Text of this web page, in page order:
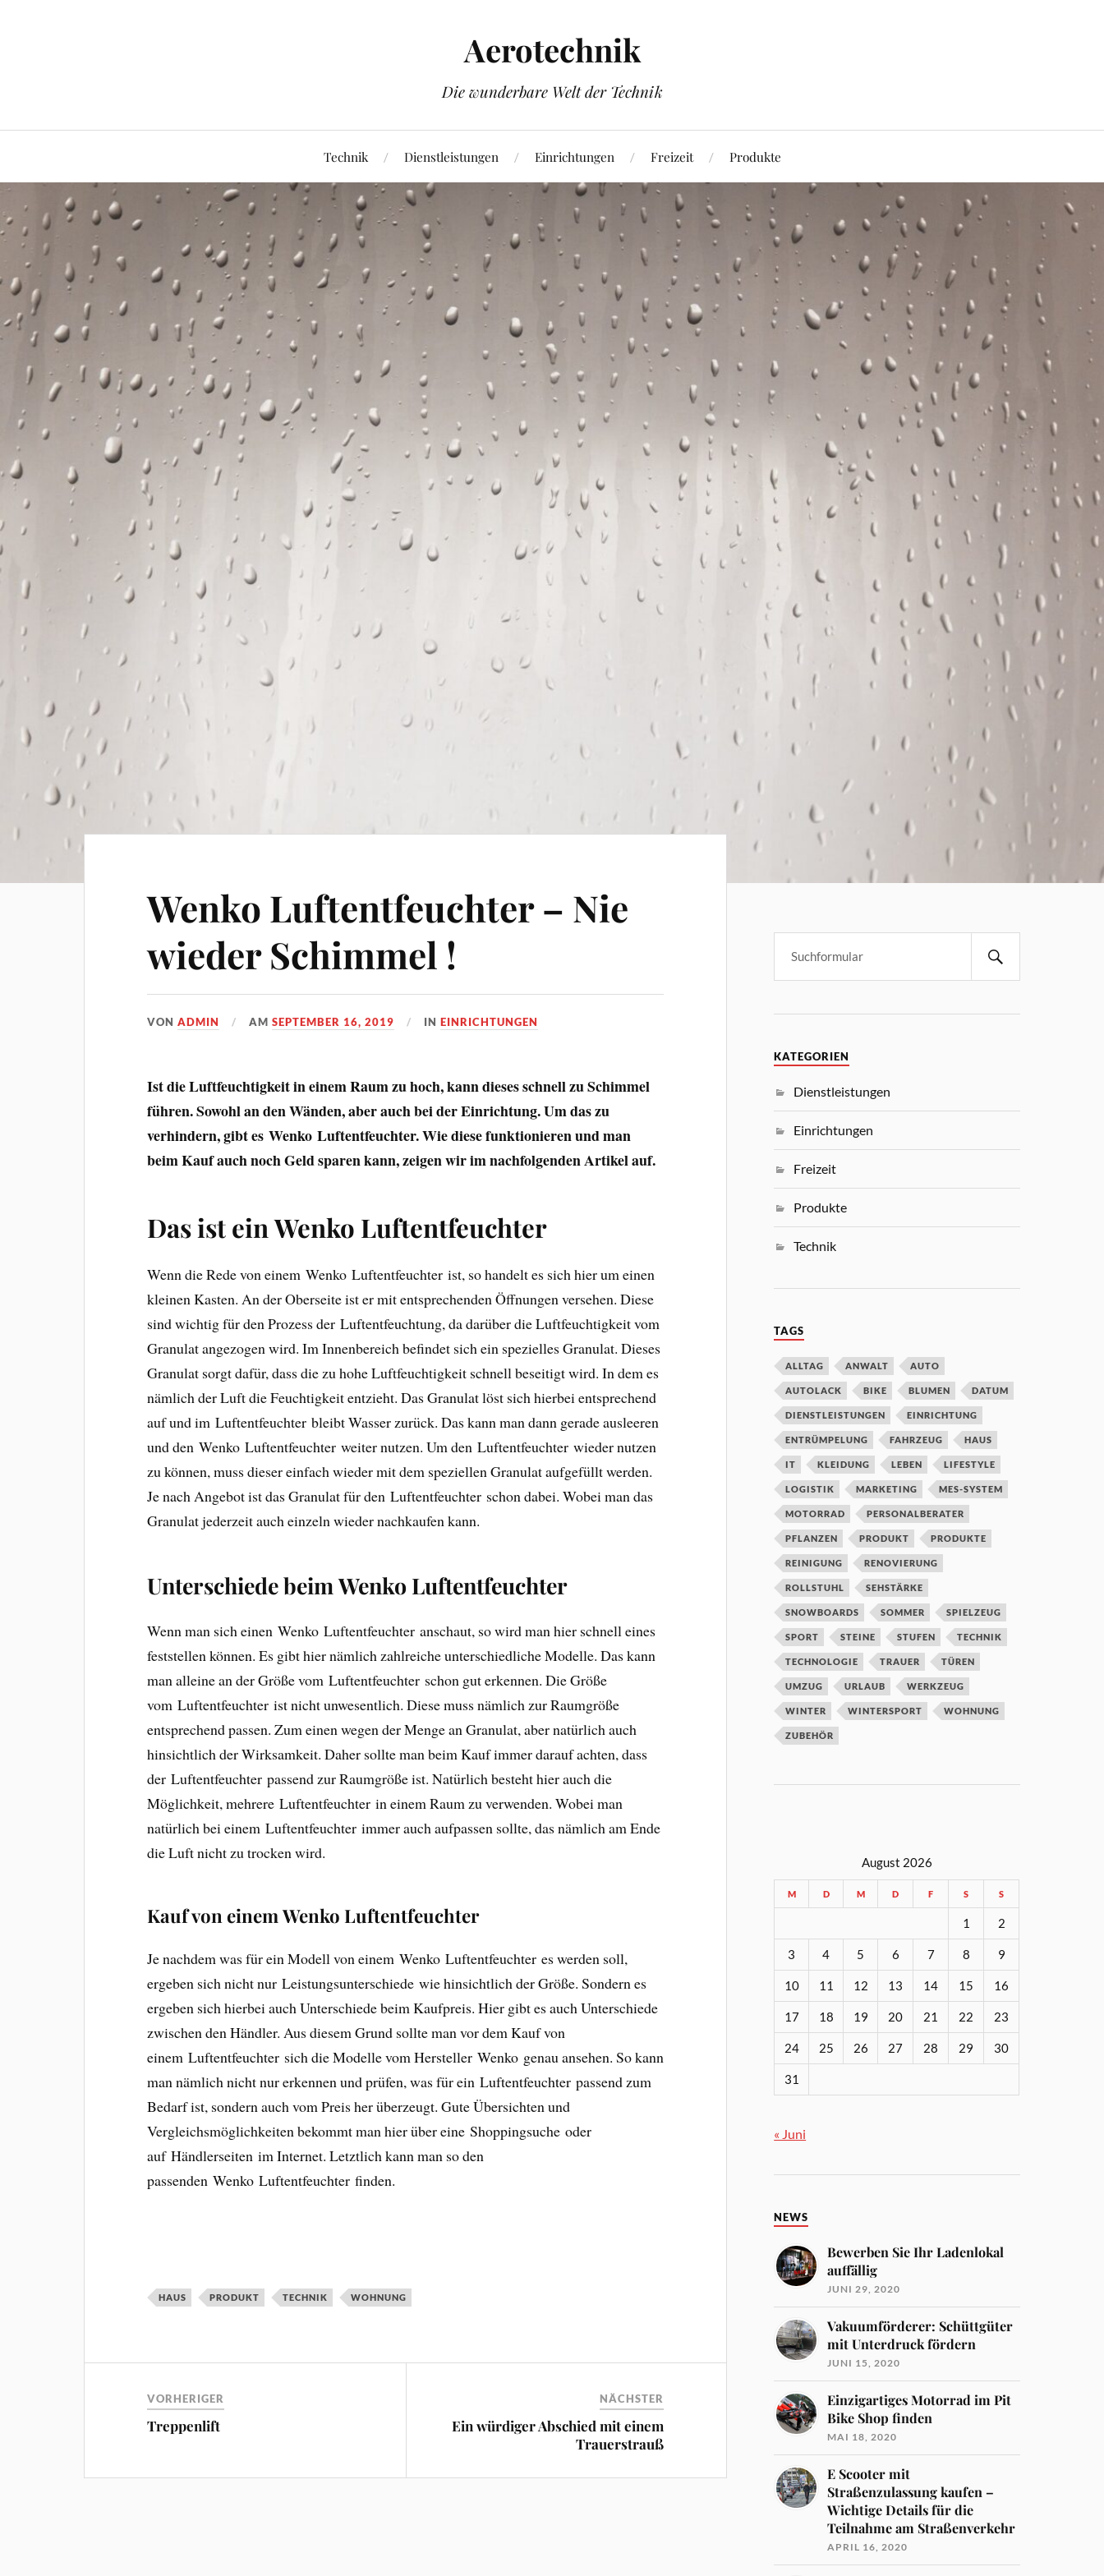
Aerotechnik
Die wunderbare Welt der Technik
Technik Dienstleistungen Einrichtungen Freizeit Produkte
Wenko Luftentfeuchter – Nie
wieder Schimmel !
VONADMIN AMSEPTEMBER 16, 2019 INEINRICHTUNGEN
Ist die Luftfeuchtigkeit in einem Raum zu hoch, kann dieses schnell zu Schimmel
führen. Sowohl an den Wänden, aber auch bei der Einrichtung. Um das zu
verhindern, gibt es Wenko Luftentfeuchter. Wie diese funktionieren und man
beim Kauf auch noch Geld sparen kann, zeigen wir im nachfolgenden Artikel auf.
Das ist ein Wenko Luftentfeuchter
Wenn die Rede von einem Wenko Luftentfeuchter ist, so handelt es sich hier um einen
kleinen Kasten. An der Oberseite ist er mit entsprechenden Öffnungen versehen. Diese
sind wichtig für den Prozess der Luftentfeuchtung, da darüber die Luftfeuchtigkeit vom
Granulat angezogen wird. Im Innenbereich befindet sich ein spezielles Granulat. Dieses
Granulat sorgt dafür, dass die zu hohe Luftfeuchtigkeit schnell beseitigt wird. In dem es
nämlich der Luft die Feuchtigkeit entzieht. Das Granulat löst sich hierbei entsprechend
auf und im Luftentfeuchter bleibt Wasser zurück. Das kann man dann gerade ausleeren
und den Wenko Luftentfeuchter weiter nutzen. Um den Luftentfeuchter wieder nutzen
zu können, muss dieser einfach wieder mit dem speziellen Granulat aufgefüllt werden.
Je nach Angebot ist das Granulat für den Luftentfeuchter schon dabei. Wobei man das
Granulat jederzeit auch einzeln wieder nachkaufen kann.
Unterschiede beim Wenko Luftentfeuchter
Wenn man sich einen Wenko Luftentfeuchter anschaut, so wird man hier schnell eines
feststellen können. Es gibt hier nämlich zahlreiche unterschiedliche Modelle. Das kann
man alleine an der Größe vom Luftentfeuchter schon gut erkennen. Die Größe
vom Luftentfeuchter ist nicht unwesentlich. Diese muss nämlich zur Raumgröße
entsprechend passen. Zum einen wegen der Menge an Granulat, aber natürlich auch
hinsichtlich der Wirksamkeit. Daher sollte man beim Kauf immer darauf achten, dass
der Luftentfeuchter passend zur Raumgröße ist. Natürlich besteht hier auch die
Möglichkeit, mehrere Luftentfeuchter in einem Raum zu verwenden. Wobei man
natürlich bei einem Luftentfeuchter immer auch aufpassen sollte, das nämlich am Ende
die Luft nicht zu trocken wird.
Kauf von einem Wenko Luftentfeuchter
Je nachdem was für ein Modell von einem Wenko Luftentfeuchter es werden soll,
ergeben sich nicht nur Leistungsunterschiede wie hinsichtlich der Größe. Sondern es
ergeben sich hierbei auch Unterschiede beim Kaufpreis. Hier gibt es auch Unterschiede
zwischen den Händler. Aus diesem Grund sollte man vor dem Kauf von
einem Luftentfeuchter sich die Modelle vom Hersteller Wenko genau ansehen. So kann
man nämlich nicht nur erkennen und prüfen, was für ein Luftentfeuchter passend zum
Bedarf ist, sondern auch vom Preis her überzeugt. Gute Übersichten und
Vergleichsmöglichkeiten bekommt man hier über eine Shoppingsuche oder
auf Händlerseiten im Internet. Letztlich kann man so den
passenden Wenko Luftentfeuchter finden.
HAUS PRODUKT TECHNIK WOHNUNG
VORHERIGER
Treppenlift
NÄCHSTER
Ein würdiger Abschied mit einem
Trauerstrauß
KATEGORIEN
Dienstleistungen
Einrichtungen
Freizeit
Produkte
Technik
TAGS
ALLTAG ANWALT AUTO
AUTOLACK BIKE BLUMEN DATUM
DIENSTLEISTUNGEN EINRICHTUNG
ENTRÜMPELUNG FAHRZEUG HAUS
IT KLEIDUNG LEBEN LIFESTYLE
LOGISTIK MARKETING MES-SYSTEM
MOTORRAD PERSONALBERATER
PFLANZEN PRODUKT PRODUKTE
REINIGUNG RENOVIERUNG
ROLLSTUHL SEHSTÄRKE
SNOWBOARDS SOMMER SPIELZEUG
SPORT STEINE STUFEN TECHNIK
TECHNOLOGIE TRAUER TÜREN
UMZUG URLAUB WERKZEUG
WINTER WINTERSPORT WOHNUNG
ZUBEHÖR
August 2026
M D M D F S S
1 2
3 4 5 6 7 8 9
10 11 12 13 14 15 16
17 18 19 20 21 22 23
24 25 26 27 28 29 30
31
« Juni
NEWS
Bewerben Sie Ihr Ladenlokal
auffällig
JUNI 29, 2020
Vakuumförderer: Schüttgüter
mit Unterdruck fördern
JUNI 15, 2020
Einzigartiges Motorrad im Pit
Bike Shop finden
MAI 18, 2020
E Scooter mit
Straßenzulassung kaufen –
Wichtige Details für die
Teilnahme am Straßenverkehr
APRIL 16, 2020